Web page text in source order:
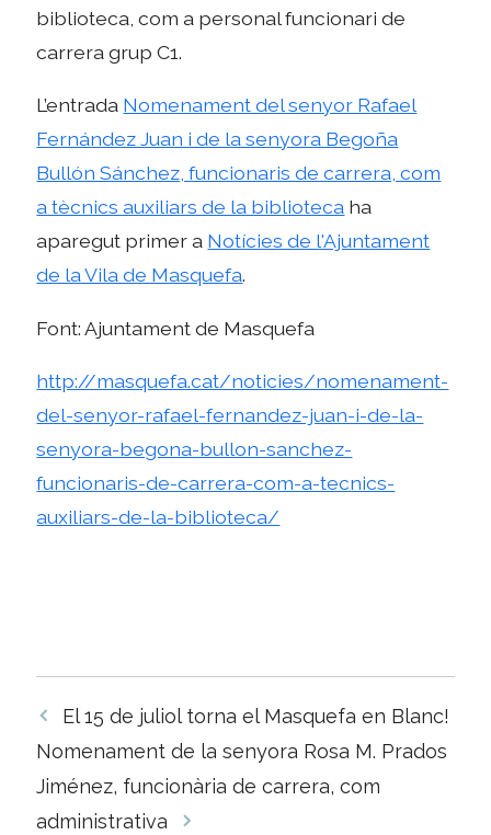
biblioteca, com a personal funcionari de
carrera grup C1.
L’entrada Nomenament del senyor Rafael
Fernández Juan i de la senyora Begoña
Bullón Sánchez, funcionaris de carrera, com
a tècnics auxiliars de la biblioteca ha
aparegut primer a Notícies de l'Ajuntament
de la Vila de Masquefa.
Font: Ajuntament de Masquefa
http://masquefa.cat/noticies/nomenament-
del-senyor-rafael-fernandez-juan-i-de-la-
senyora-begona-bullon-sanchez-
funcionaris-de-carrera-com-a-tecnics-
auxiliars-de-la-biblioteca/
Navegació
per
les
entrades
El 15 de juliol torna el Masquefa en Blanc!
Nomenament de la senyora Rosa M. Prados
Jiménez, funcionària de carrera, com
administrativa